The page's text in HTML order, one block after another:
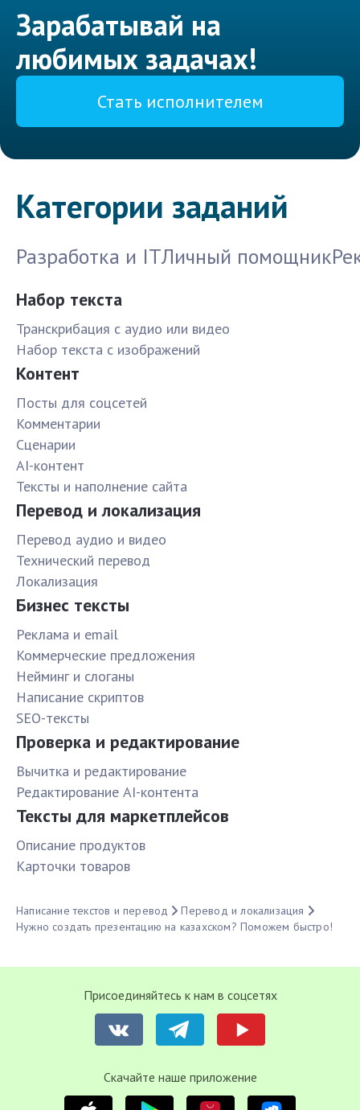
Зарабатывай на
любимых задачах!
Стать исполнителем
Категории заданий
Разработка и ITЛичный помощник
Набор текста
Транскрибация с аудио или видео
Набор текста с изображений
Контент
Посты для соцсетей
Комментарии
Сценарии
AI-контент
Тексты и наполнение сайта
Перевод и локализация
Перевод аудио и видео
Технический перевод
Локализация
Бизнес тексты
Реклама и email
Коммерческие предложения
Нейминг и слоганы
Написание скриптов
SEO-тексты
Проверка и редактирование
Вычитка и редактирование
Редактирование AI-контента
Тексты для маркетплейсов
Описание продуктов
Карточки товаров
Написание текстов и перевод
Перевод и локализация
Нужно создать презентацию на казахском? Поможем быстро!
Присоединяйтесь к нам в соцсетях
Cкачайте наше приложение